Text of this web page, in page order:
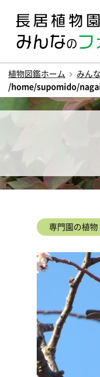
植物図鑑ホーム みん
/home/supomido/
専門園の植物